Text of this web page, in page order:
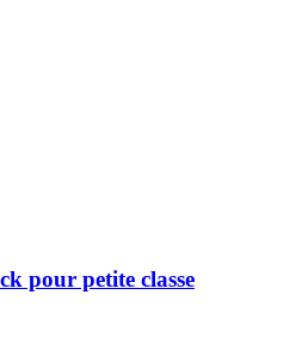
pour petite classe